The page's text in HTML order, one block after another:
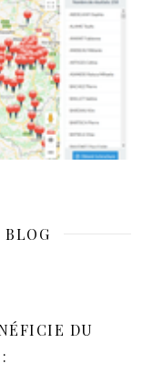
BLOG
DU